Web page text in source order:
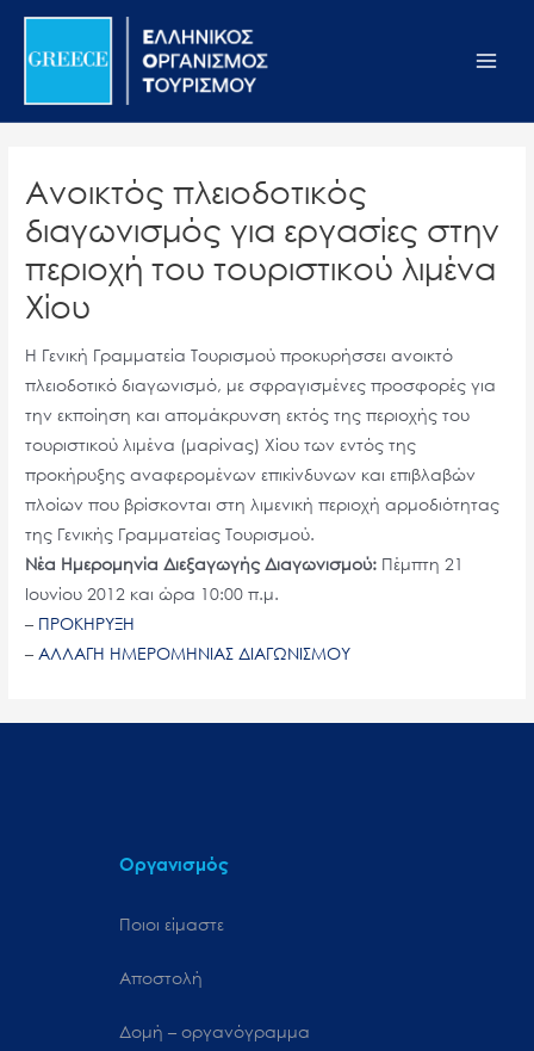
Σημείωση:
ιστότοπος
σύστημα
προσβασιμότητας.
Μετάβαση
περιεχόμενο
Ανοικτός πλειοδοτικός
διαγωνισμός για εργασίες στην
περιοχή του τουριστικού λιμένα
Χίου
Η Γενική Γραμματεία Τουρισμού προκυρήσσει ανοικτό
πλειοδοτικό διαγωνισμό, με σφραγισμένες προσφορές για
την εκποίηση και απομάκρυνση εκτός της περιοχής του
τουριστικού λιμένα (μαρίνας) Χίου των εντός της
προκήρυξης αναφερομένων επικίνδυνων και επιβλαβών
πλοίων που βρίσκονται στη λιμενική περιοχή αρμοδιότητας
της Γενικής Γραμματείας Τουρισμού.
Νέα Ημερομηνία Διεξαγωγής Διαγωνισμού: Πέμπτη 21
Ιουνίου 2012 και ώρα 10:00 π.μ.
– ΠΡΟΚΗΡΥΞΗ
–ΑΛΛΑΓΗ ΗΜΕΡΟΜΗΝΙΑΣ ΔΙΑΓΩΝΙΣΜΟΥ
Οργανισμός
Ποιοι είμαστε
Αποστολή
Δομή – οργανόγραμμα